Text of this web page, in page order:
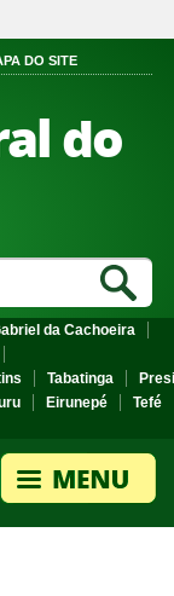
DO SITE
do
da Cachoeira
Tabatinga
Eirunepé
Tefé